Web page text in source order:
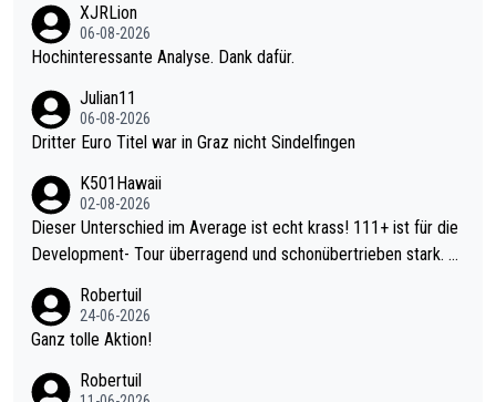
XJRLion
06-08-2026
Hochinteressante Analyse. Dank dafür.
Julian11
06-08-2026
Dritter Euro Titel war in Graz nicht Sindelfingen
K501Hawaii
02-08-2026
Dieser Unterschied im Average ist echt krass! 111+ ist für die
Development- Tour überragend und schonübertrieben stark. U
mal 40+ erst recht. Da gewinnst keinen Blumentopf - ist ja noc
h krasser wie ein Pokalspiel eines Kreisligisten vs einem Bund
Robertuil
24-06-2026
Ganz tolle Aktion!
Robertuil